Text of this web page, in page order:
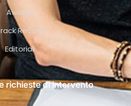
Awards
Record
Editoriali
richieste di intervento